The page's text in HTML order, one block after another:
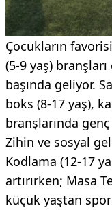
Çocukların
(5-9 yaş)
başında geliyor.
boks (8-17 yaş),
branşlarında
Zihin ve sosyal
Kodlama (12-17
artırırken; Masa
küçük yaştan